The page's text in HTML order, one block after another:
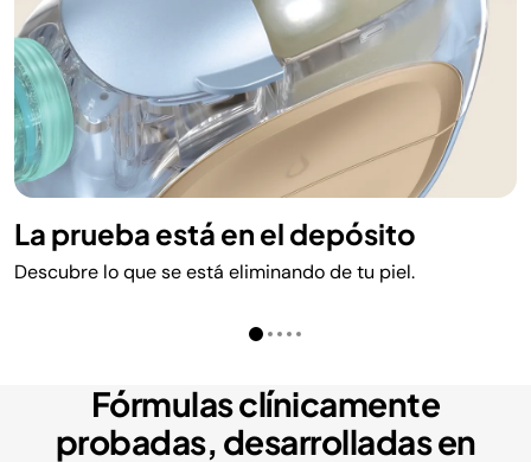
La prueba está en el depósito
Descubre lo que se está eliminando de tu piel.
Fórmulas clínicamente
probadas, desarrolladas en